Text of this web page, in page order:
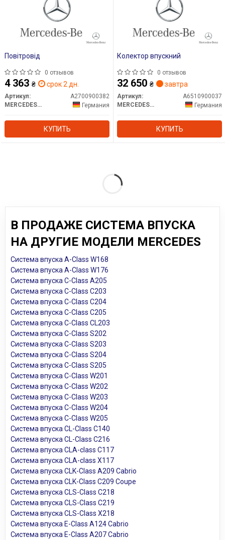
Повітровід
0 отзывов
4 363 ₴ срок 2 дн.
Артикул:
A2700900382
MERCEDES-BENZ
Германия
КУПИТЬ
Колектор впускний
0 отзывов
32 650 ₴ завтра
Артикул:
A6510900037
MERCEDES-BENZ
Германия
КУПИТЬ
В ПРОДАЖЕ СИСТЕМА ВПУСКА
НА ДРУГИЕ МОДЕЛИ MERCEDES
Система впуска A-Class W168
Система впуска A-Class W176
Система впуска C-Class A205
Система впуска C-Class C203
Система впуска C-Class C204
Система впуска C-Class C205
Система впуска C-Class CL203
Система впуска C-Class S202
Система впуска C-Class S203
Система впуска C-Class S204
Система впуска C-Class S205
Система впуска C-Class W201
Система впуска C-Class W202
Система впуска C-Class W203
Система впуска C-Class W204
Система впуска C-Class W205
Система впуска CL-Class C140
Система впуска CL-Class C216
Система впуска CLA-class C117
Система впуска CLA-class X117
Система впуска CLK-Class A209 Cabrio
Система впуска CLK-Class C209 Coupe
Система впуска CLS-Class C218
Система впуска CLS-Class C219
Система впуска CLS-Class X218
Система впуска E-Class A124 Cabrio
Система впуска E-Class A207 Cabrio